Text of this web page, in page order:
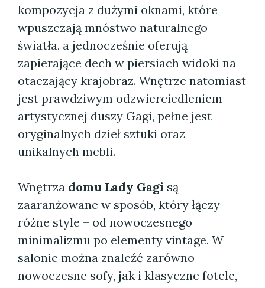
kompozycja z dużymi oknami, które
wpuszczają mnóstwo naturalnego
światła, a jednocześnie oferują
zapierające dech w piersiach widoki na
otaczający krajobraz. Wnętrze natomiast
jest prawdziwym odzwierciedleniem
artystycznej duszy Gagi, pełne jest
oryginalnych dzieł sztuki oraz
unikalnych mebli.
Wnętrza domu Lady Gagi są
zaaranżowane w sposób, który łączy
różne style – od nowoczesnego
minimalizmu po elementy vintage. W
salonie można znaleźć zarówno
nowoczesne sofy, jak i klasyczne fotele,